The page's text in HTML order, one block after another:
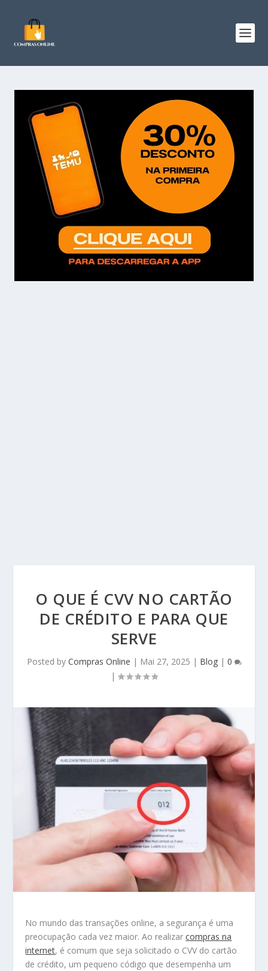
O QUE É CVV NO CARTÃO
DE CRÉDITO E PARA QUE
SERVE
Posted by Compras Online | Mai 27, 2025 | Blog| 0
|
No mundo das transações online, a segurança é uma
preocupação cada vez maior. Ao realizarcompras na
internet, é comum que seja solicitado o CVV do cartão
de crédito, um pequeno código que desempenha um